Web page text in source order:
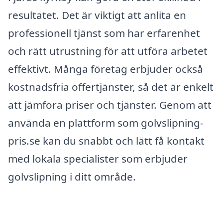
resultatet. Det är viktigt att anlita en
professionell tjänst som har erfarenhet
och rätt utrustning för att utföra arbetet
effektivt. Många företag erbjuder också
kostnadsfria offertjänster, så det är enkelt
att jämföra priser och tjänster. Genom att
använda en plattform som golvslipning-
pris.se kan du snabbt och lätt få kontakt
med lokala specialister som erbjuder
golvslipning i ditt område.